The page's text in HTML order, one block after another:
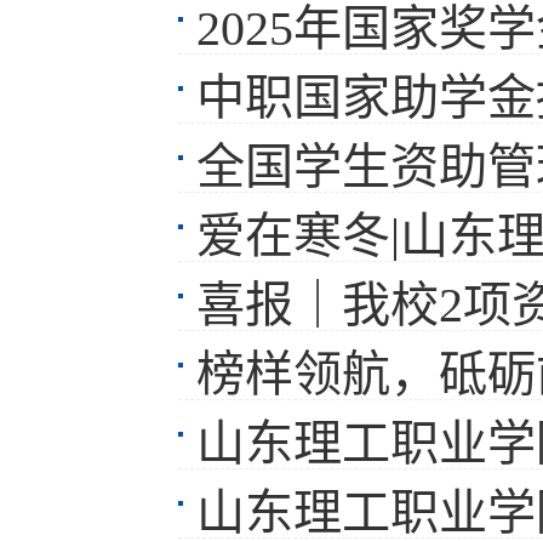
2025年国家奖
中职国家助学
全国学生资助管
爱在寒冬|山东
喜报｜我校2项
榜样领航，砥砺前行
山东理工职业
山东理工职业